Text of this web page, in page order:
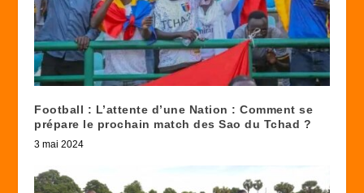
Football : L’attente d’une Nation : Comment se
prépare le prochain match des Sao du Tchad ?
3 mai 2024